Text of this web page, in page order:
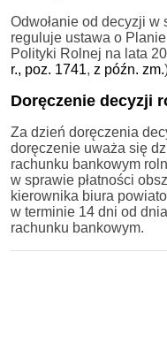
Odwołanie od decyzji w
reguluje ustawa o
Polityki Rolnej na lata
r., poz. 1741, z późn. zm.
Doręczenie decyzji
Za dzień doręczenia
doręczenie uważa się
rachunku bankowym
w sprawie płatności
kierownika biura
w terminie 14 dni od
rachunku bankowym.